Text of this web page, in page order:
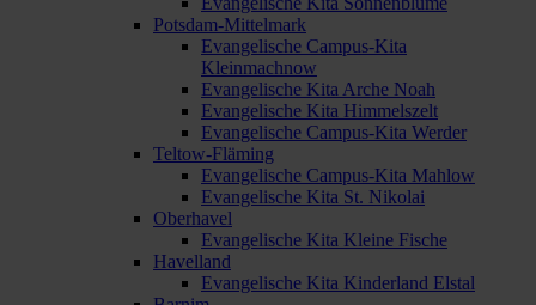
Potsdam-Mittelmark
Evangelische Campus-Kita
Kleinmachnow
Evangelische Kita Arche Noah
Evangelische Kita Himmelszelt
Evangelische Campus-Kita Werder
Teltow-Fläming
Evangelische Campus-Kita Mahlow
Evangelische Kita St. Nikolai
Oberhavel
Evangelische Kita Kleine Fische
Havelland
Evangelische Kita Kinderland Elstal